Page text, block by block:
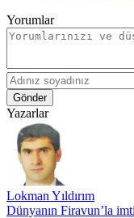
Yorumlar
Gönder
Yazarlar
Lokman Yıldırım
Dünyanın Firavun’la